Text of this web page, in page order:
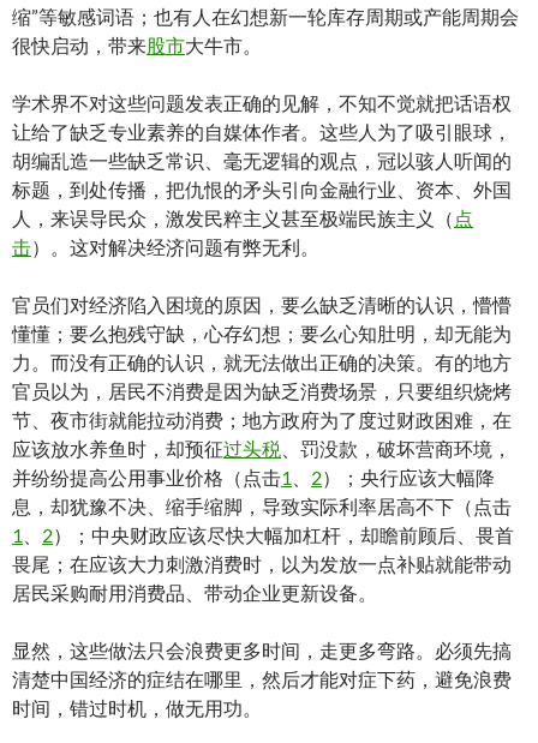
缩”等敏感词语；也有人在幻想新一轮库存周期或产能周期会
很快启动，带来股市大牛市。
学术界不对这些问题发表正确的见解，不知不觉就把话语权
让给了缺乏专业素养的自媒体作者。这些人为了吸引眼球，
胡编乱造一些缺乏常识、毫无逻辑的观点，冠以骇人听闻的
标题，到处传播，把仇恨的矛头引向金融行业、资本、外国
人，来误导民众，激发民粹主义甚至极端民族主义（ 点
击）。这对解决经济问题有弊无利。
官员们对经济陷入困境的原因，要么缺乏清晰的认识，懵懵
懂懂；要么抱残守缺，心存幻想；要么心知肚明，却无能为
力。而没有正确的认识，就无法做出正确的决策。有的地方
官员以为，居民不消费是因为缺乏消费场景，只要组织烧烤
节、夜市街就能拉动消费；地方政府为了度过财政困难，在
应该放水养鱼时，却预征过头税 、罚没款，破坏营商环境，
并纷纷提高公用事业价格（点击1 2）；央行应该大幅降
息，却犹豫不决、缩手缩脚，导致实际利率居高不下（点击
1
2）；中央财政应该尽快大幅加杠杆，却瞻前顾后、畏首
畏尾；在应该大力刺激消费时，以为发放一点补贴就能带动
居民采购耐用消费品、带动企业更新设备。
显然，这些做法只会浪费更多时间，走更多弯路。必须先搞
清楚中国经济的症结在哪里，然后才能对症下药，避免浪费
时间，错过时机，做无用功。